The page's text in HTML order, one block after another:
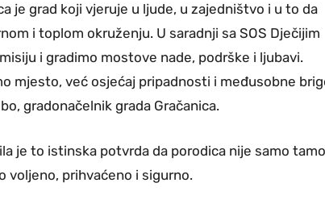
je grad koji vjeruje u ljude, u zajedništvo i u to da
i toplom okruženju. U saradnji sa SOS Dječijim
i gradimo mostove nade, podrške i ljubavi.
mjesto, već osjećaj pripadnosti i međusobne
gradonačelnik grada Gračanica.
je to istinska potvrda da porodica nije samo tamo
voljeno, prihvaćeno i sigurno.